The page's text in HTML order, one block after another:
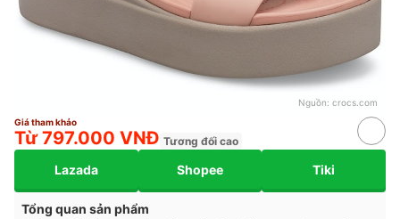
Nguồn: crocs.com
Giá tham khảo
Từ 797.000 VNĐ Tương đối cao
Lazada Shopee Tiki
Tổng quan sản phẩm